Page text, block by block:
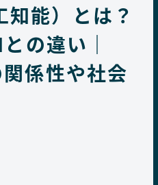
能）とは？
の違い｜
係性や社会